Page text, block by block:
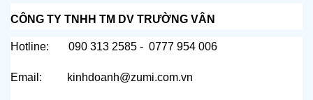
CÔNG TY TNHH TM DV TRƯỜNG VÂN
Hotline:       090 313 2585 -  0777 954 006
Email:         kinhdoanh@zumi.com.vn